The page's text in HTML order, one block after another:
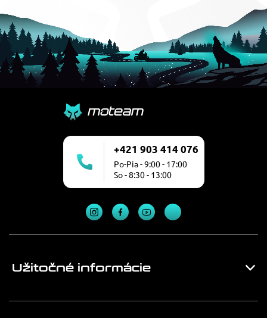
+421 903 414 076
Po-Pia - 9:00 - 17:00
So - 8:30 - 13:00
Užitočné informácie